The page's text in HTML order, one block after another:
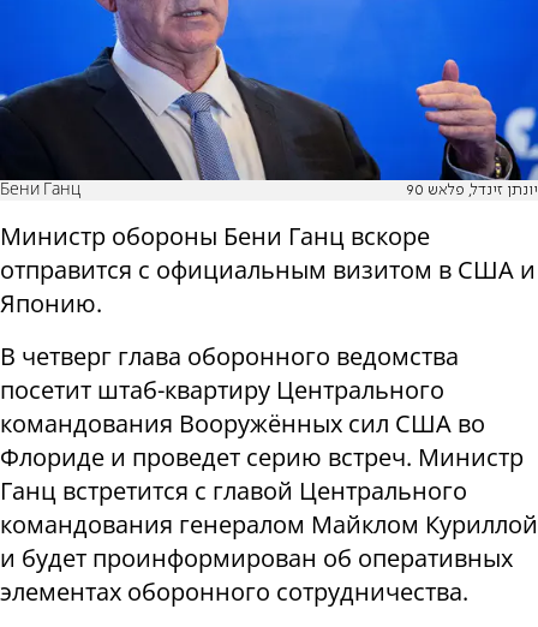
Бени Ганц יונתן זינדל, פלאש 90
Министр обороны Бени Ганц вскоре
отправится с официальным визитом в США и
Японию.
В четверг глава оборонного ведомства
посетит штаб-квартиру Центрального
командования Вооружённых сил США во
Флориде и проведет серию встреч. Министр
Ганц встретится с главой Центрального
командования генералом Майклом Куриллой
и будет проинформирован об оперативных
элементах оборонного сотрудничества.